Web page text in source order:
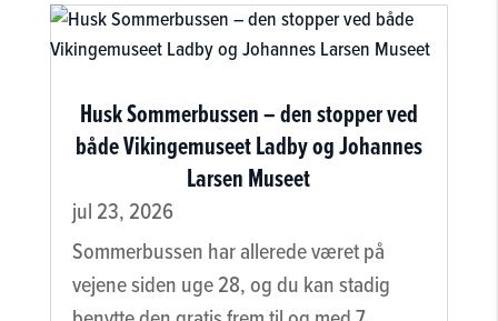
Husk Sommerbussen – den stopper ved
både Vikingemuseet Ladby og Johannes
Larsen Museet
jul 23, 2026
Sommerbussen har allerede været på
vejene siden uge 28, og du kan stadig